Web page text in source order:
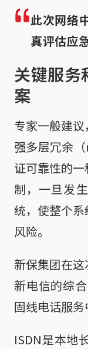
此次网络
真评估应
关键服务
案
专家一般建
强多层冗余
证可靠性的
制，一旦发
统，使整个
风险。
新保集团在
新电信的综
固线电话服务
ISDN是本地